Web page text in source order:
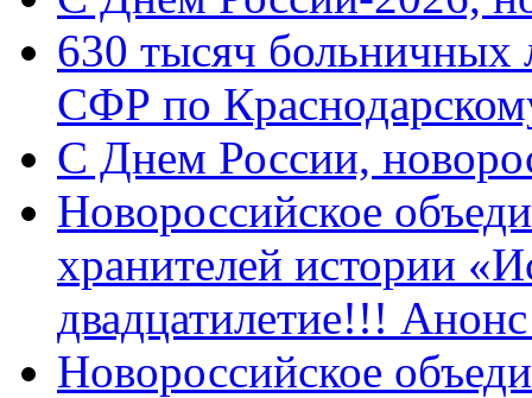
630 тысяч больничных
СФР по
C Днем России,
Новороссийское
хранителей истории
двадцатилетие!!!
Новороссийское